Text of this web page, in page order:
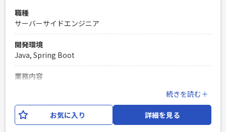
ィング業務で使用している方 ・目標数値を設定し、進捗管理
できる方 ・代理店のディレクションができる方 ・GA4や
Clarityでの分析、調査経験
PHPを用いたWebサービスの開発経験4年以上
Laravelを用いた開発経験1年以上
エンジニア複数人のチームでの開発経験
職種
サーバーサイドエンジニア
開発環境
Java, Spring Boot
業務内容
工程で、障害分析改修を担当いただきたい。 【業務内容】 障
害リカバリ対応（原因調査～解決案提案～修正まで）
続きを読む＋
お気に入り 詳細を見る